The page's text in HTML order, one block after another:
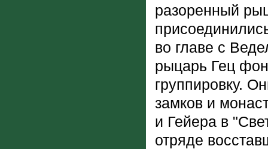
разоренный
во главе с
рыцарь Гец
группировку.
замков и
и Гейера в
отряде